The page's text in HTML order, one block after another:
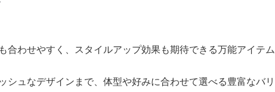
わせやすく、スタイルアップ効果も期待できる万能アイテム
ュなデザインまで、体型や好みに合わせて選べる豊富なバリ